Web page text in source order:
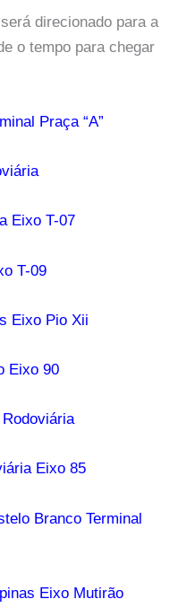
direcionado para a
o tempo para chegar
Praça “A”
Eixo T-07
T-09
Eixo Pio Xii
Eixo 90
Eixo 85
Branco Terminal
Eixo Mutirão